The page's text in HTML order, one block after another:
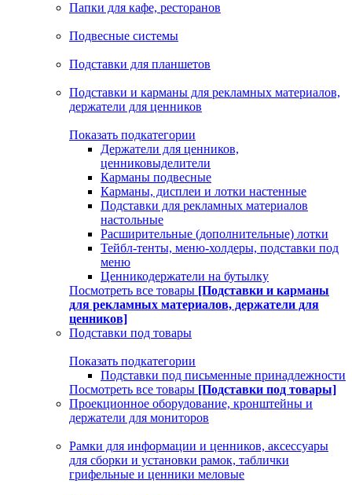
Папки для кафе, ресторанов
Подвесные системы
Подставки для планшетов
Подставки и карманы для рекламных материалов,
держатели для ценников
Показать подкатегории
Держатели для ценников,
ценниковыделители
Карманы подвесные
Карманы, дисплеи и лотки настенные
Подставки для рекламных материалов
настольные
Расширительные (дополнительные) лотки
Тейбл-тенты, меню-холдеры, подставки под
меню
Ценникодержатели на бутылку
Посмотреть все товары [Подставки и карманы
для рекламных материалов, держатели для
ценников]
Подставки под товары
Показать подкатегории
Подставки под письменные принадлежности
Посмотреть все товары [Подставки под товары]
Проекционное оборудование, кронштейны и
держатели для мониторов
Рамки для информации и ценников, аксессуары
для сборки и установки рамок, таблички
грифельные и ценники меловые